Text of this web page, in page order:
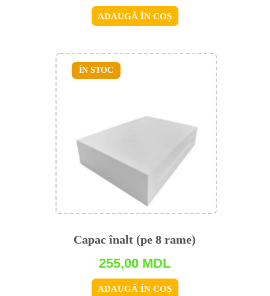
ADAUGĂ ÎN COȘ
Capac înalt (pe 8 rame)
255,00 MDL
ADAUGĂ ÎN COȘ
ÎN STOC